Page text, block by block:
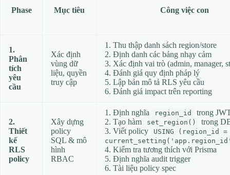
Phase Mục tiêu Công việc con
1.
Phân
tích
yêu
cầu
Xác định
vùng dữ
liệu, quyền
truy cập
1. Thu thập danh sách region/store
2. Định danh các bảng nhạy cảm
3. Xác định vai trò (admin, manager,
4. Đánh giá quy định pháp lý
5. Lập bản mô tả RLS yêu cầu
6. Đánh giá impact trên reporting
2.
Thiết
kế
RLS
policy
Xây dựng
policy
SQL & mô
hình
RBAC
1. Định nghĩa region_id
trong
2. Tạo hàm
set_region()
trong
3. Viết policy
USING (region_id =
4. Kiểm tra tương thích với Prisma
5. Định nghĩa audit trigger
6. Tài liệu policy spec